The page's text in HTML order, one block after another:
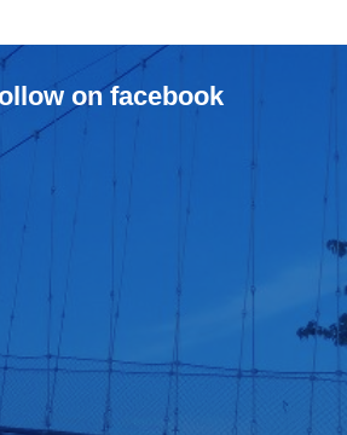
on facebook